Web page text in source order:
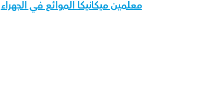
معلمين ميكانيكا الموائع في الجهراء